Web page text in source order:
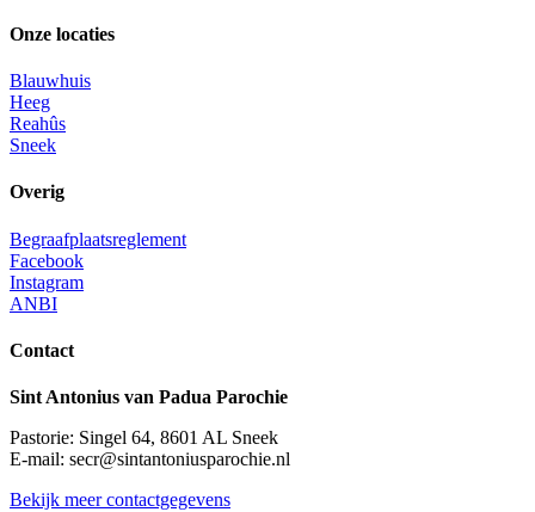
Onze locaties
Blauwhuis
Heeg
Reahûs
Sneek
Overig
Begraafplaatsreglement
Facebook
Instagram
ANBI
Contact
Sint Antonius van Padua Parochie
Pastorie: Singel 64, 8601 AL Sneek
E-mail: secr@sintantoniusparochie.nl
Bekijk meer contactgegevens